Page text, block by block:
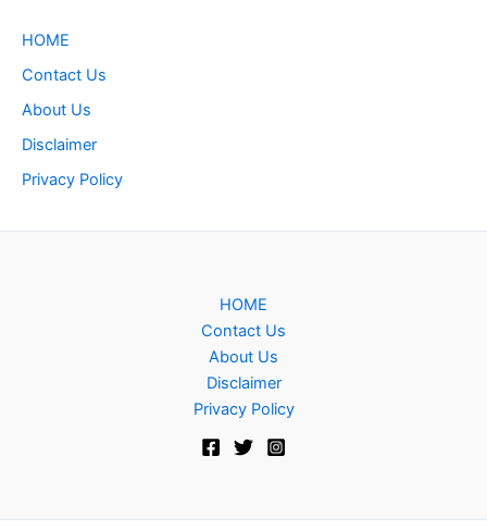
HOME
Contact Us
About Us
Disclaimer
Privacy Policy
HOME
Contact Us
About Us
Disclaimer
Privacy Policy